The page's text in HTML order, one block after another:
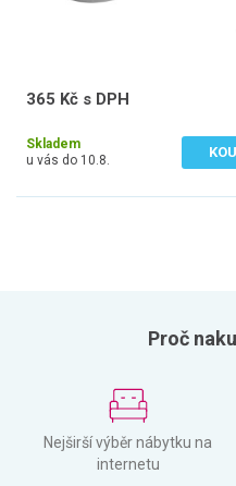
365 Kč s DPH
Skladem
u vás do 10.8.
Proč
Nejširší výběr nábytku na
internetu